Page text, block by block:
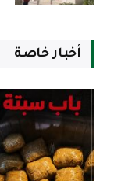
أخبار خاصة